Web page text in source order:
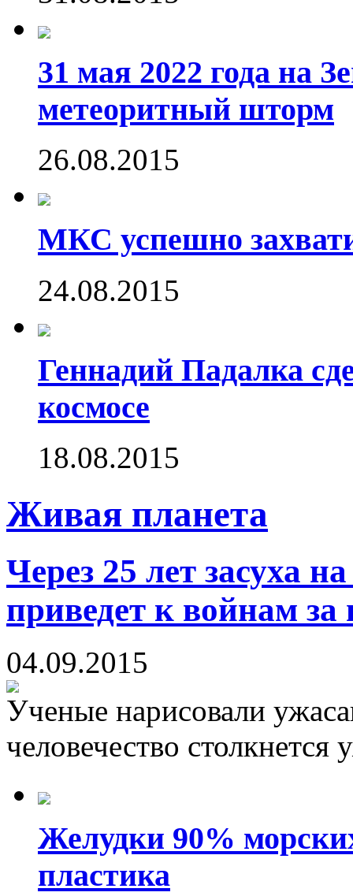
31 мая 2022 года на
метеоритный шторм
26.08.2015
МКС успешно
24.08.2015
Геннадий Падалка
космосе
18.08.2015
Живая планета
Через 25 лет засуха
приведет к войнам за
04.09.2015
Ученые нарисовали
человечество столкнется
Желудки 90%
пластика